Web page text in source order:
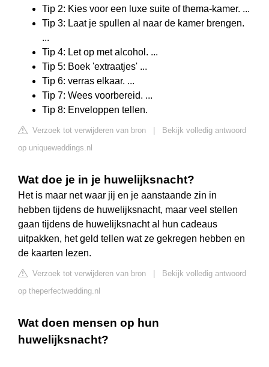
Tip 2: Kies voor een luxe suite of thema-kamer. ...
Tip 3: Laat je spullen al naar de kamer brengen.
...
Tip 4: Let op met alcohol. ...
Tip 5: Boek 'extraatjes' ...
Tip 6: verras elkaar. ...
Tip 7: Wees voorbereid. ...
Tip 8: Enveloppen tellen.
Verzoek tot verwijderen van bron | Bekijk volledig antwoord
op uniqueweddings.nl
Wat doe je in je huwelijksnacht?
Het is maar net waar jij en je aanstaande zin in
hebben tijdens de huwelijksnacht, maar veel stellen
gaan tijdens de huwelijksnacht al hun cadeaus
uitpakken, het geld tellen wat ze gekregen hebben en
de kaarten lezen.
Verzoek tot verwijderen van bron | Bekijk volledig antwoord
op theperfectwedding.nl
Wat doen mensen op hun
huwelijksnacht?